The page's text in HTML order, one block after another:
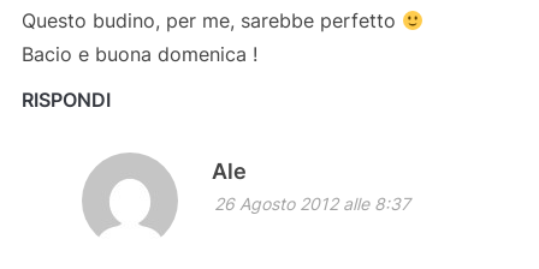
Questo budino, per me, sarebbe perfetto
Bacio e buona domenica !
RISPONDI
Ale
26 Agosto 2012 alle 8:37